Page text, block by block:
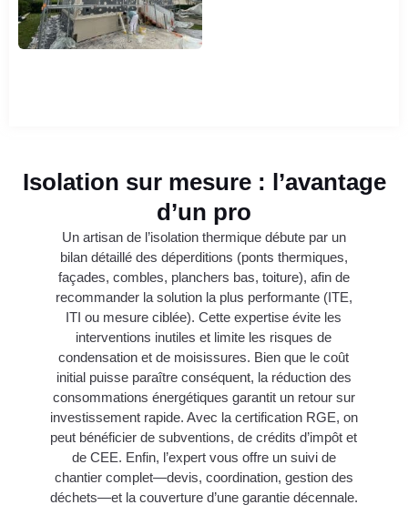
Isolation sur mesure : l’avantage
d’un pro
Un artisan de l’isolation thermique débute par un
bilan détaillé des déperditions (ponts thermiques,
façades, combles, planchers bas, toiture), afin de
recommander la solution la plus performante (ITE,
ITI ou mesure ciblée). Cette expertise évite les
interventions inutiles et limite les risques de
condensation et de moisissures. Bien que le coût
initial puisse paraître conséquent, la réduction des
consommations énergétiques garantit un retour sur
investissement rapide. Avec la certification RGE, on
peut bénéficier de subventions, de crédits d’impôt et
de CEE. Enfin, l’expert vous offre un suivi de
chantier complet—devis, coordination, gestion des
déchets—et la couverture d’une garantie décennale.